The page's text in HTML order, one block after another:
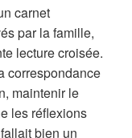
carnet
par la famille,
lecture croisée.
correspondance
maintenir le
les réflexions
bien un